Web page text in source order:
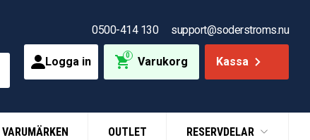
0500-414 130 support@soderstroms.nu
Logga in 0 Varukorg Kassa
VARUMÄRKEN OUTLET RESERVDELAR